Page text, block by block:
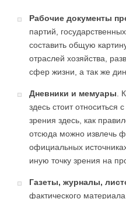
Рабочие документы
партий,
составить общую
отраслей хозяйства,
сфер жизни, а так же
Дневники и мемуары.
здесь стоит относиться
зрения здесь, как
отсюда можно извлечь
официальных
иную точку зрения на
Газеты, журналы,
фактического